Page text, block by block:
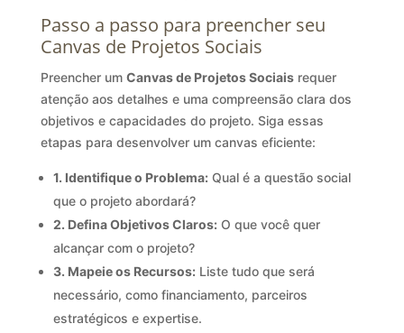
Passo a passo para preencher seu
Canvas de Projetos Sociais
Preencher um Canvas de Projetos Sociaisrequer
atenção aos detalhes e uma compreensão clara dos
objetivos e capacidades do projeto. Siga essas
etapas para desenvolver um canvas eficiente:
1. Identifique o Problema:Qual é a questão social
que o projeto abordará?
2. Defina Objetivos Claros:O que você quer
alcançar com o projeto?
3. Mapeie os Recursos:Liste tudo que será
necessário, como financiamento, parceiros
estratégicos e expertise.